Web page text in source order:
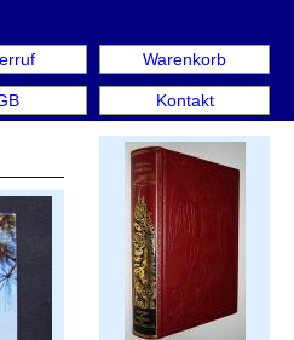
Warenkorb
Kontakt
Internationale Messe